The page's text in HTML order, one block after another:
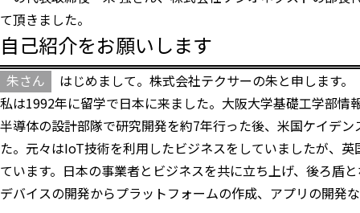
て頂きました。
自己紹介をお願いします
朱さん
はじめまして。株式会社テクサーの朱と申します。
私は1992年に留学で日本に来ました。大阪大学基礎工学部
半導体の設計部隊で研究開発を約7年行った後、米国ケイデ
た。元々はIoT技術を利用したビジネスをしていましたが、
ています。日本の事業者とビジネスを共に立ち上げ、後ろ盾
デバイスの開発からプラットフォームの作成、アプリの開発